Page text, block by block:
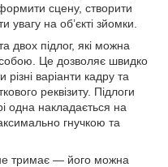
сцену, створити
на об’єкті зйомки.
двох підлог, які можна
собою. Це дозволяє швидко
варіанти кадру та
реквізиту. Підлоги
одна накладається на
гнучкою та
тримає — його можна